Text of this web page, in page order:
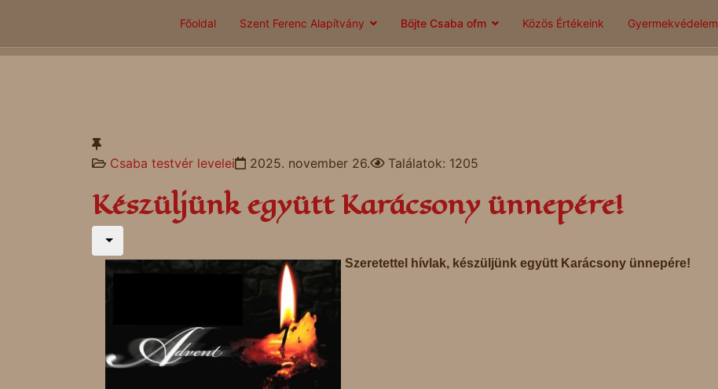
Főoldal Szent Ferenc Alapítvány Böjte Csaba ofm Közös Értékeink Gyermekvédelem
Csaba testvér levelei 2025. november 26. Találatok: 1205
Készüljünk együtt Karácsony ünnepére!
Szeretettel hívlak, készüljünk együtt Karácsony ünnepére!